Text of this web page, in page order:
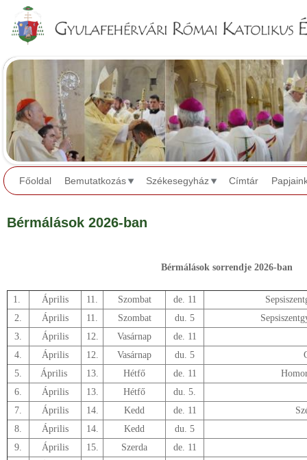
Főoldal Bemutatkozás Székesegyház Címtár
Bérmálások 2026-ban
Bérmálások sorrendje 2026-ban
1. Április 11. Szombat de. 11
2.
Április 11. Szombat du. 5
3.
Április 12. Vasárnap
de. 11
4.
Április 12. Vasárnap du. 5
5.
Április 13. Hétfő de. 11
6.
Április 13. Hétfő
du. 5.
7.
Április 14. Kedd de. 11
8.
Április 14. Kedd
du. 5
9.
Április 15. Szerda
de. 11